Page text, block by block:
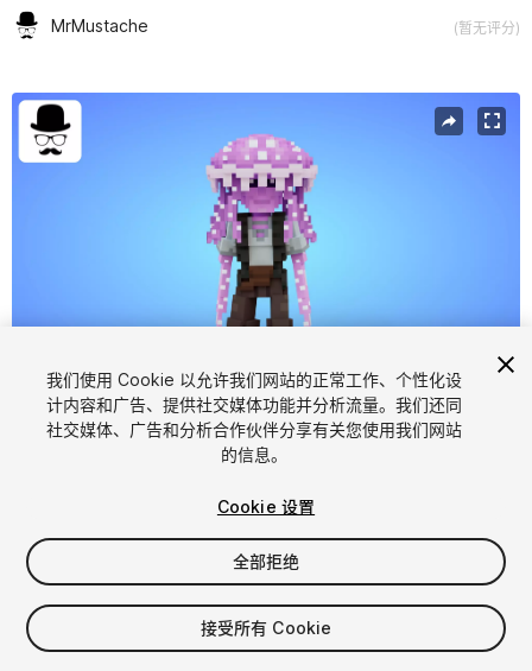
MrMustache (暂无评分)
当前幻灯片：1 / 6
1/6
$5.99
增值税将在结算时计算
我们使用 Cookie 以允许我们网站的正常工作、个性化设
计内容和广告、提供社交媒体功能并分析流量。我们还同
社交媒体、广告和分析合作伙伴分享有关您使用我们网站
的信息。
Cookie 设置
全部拒绝
接受所有 Cookie